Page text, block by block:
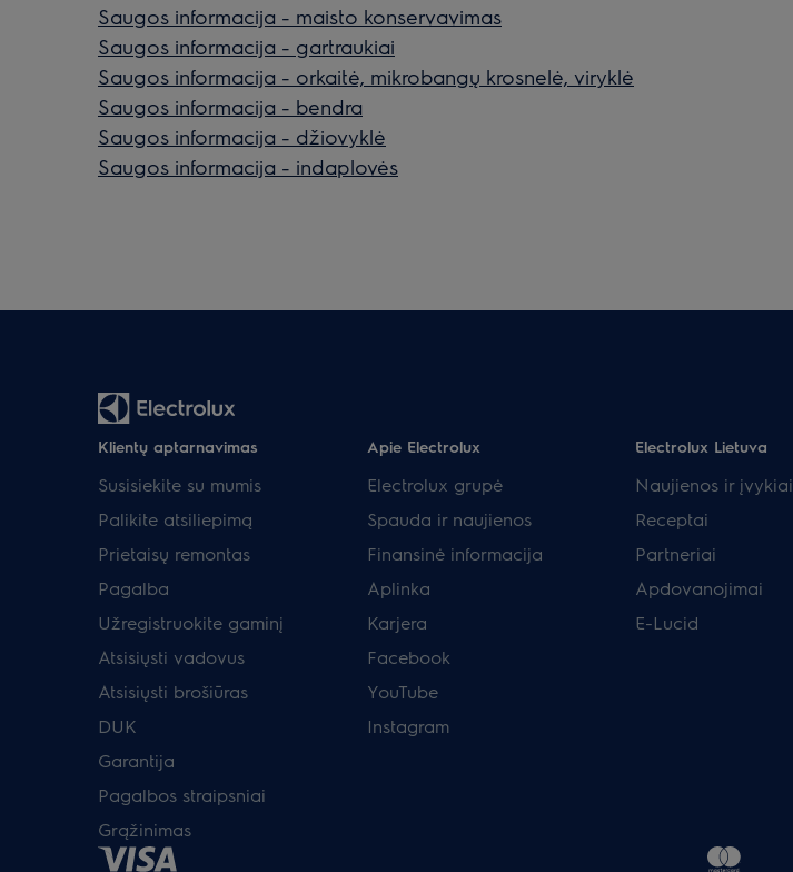
Saugos informacija - maisto konservavimas
Saugos informacija - gartraukiai
Saugos informacija - orkaitė, mikrobangų krosnelė, viryklė
Saugos informacija - bendra
Saugos informacija - džiovyklė
Saugos informacija - indaplovės
Klientų aptarnavimas
Susisiekite su mumis
Palikite atsiliepimą
Prietaisų remontas
Pagalba
Užregistruokite gaminį
Atsisiųsti vadovus
Atsisiųsti brošiūras
DUK
Garantija
Pagalbos straipsniai
Grąžinimas
Apie Electrolux
Electrolux grupė
Spauda ir naujienos
Finansinė informacija
Aplinka
Karjera
Facebook
YouTube
Instagram
Electrolux Lietuva
Naujienos ir įvykiai
Receptai
Partneriai
Apdovanojimai
E-Lucid